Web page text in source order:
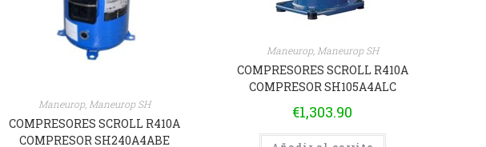
Maneurop, Maneurop SH
COMPRESORES SCROLL R410A
COMPRESOR SH240A4ABE
Maneurop, Maneurop SH
COMPRESORES SCROLL R410A
COMPRESOR SH105A4ALC
€1,303.90